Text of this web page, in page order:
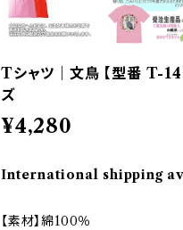
Tシャツ｜文鳥 【型番 T-
ズ
¥4,280
International shipping
【素材】綿100％